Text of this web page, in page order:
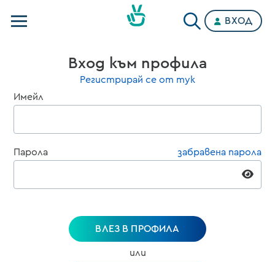
Категории
ВХОД
Вход към профила
Регистрирай се от тук
Имейл
Парола забравена парола
ВЛЕЗ В ПРОФИЛА
или